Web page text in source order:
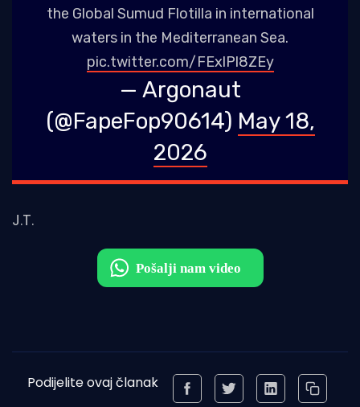
the Global Sumud Flotilla in international
waters in the Mediterranean Sea.
pic.twitter.com/FExlPl8ZEy
— Argonaut
(@FapeFop90614) May 18,
2026
J.T.
Podijelite ovaj članak